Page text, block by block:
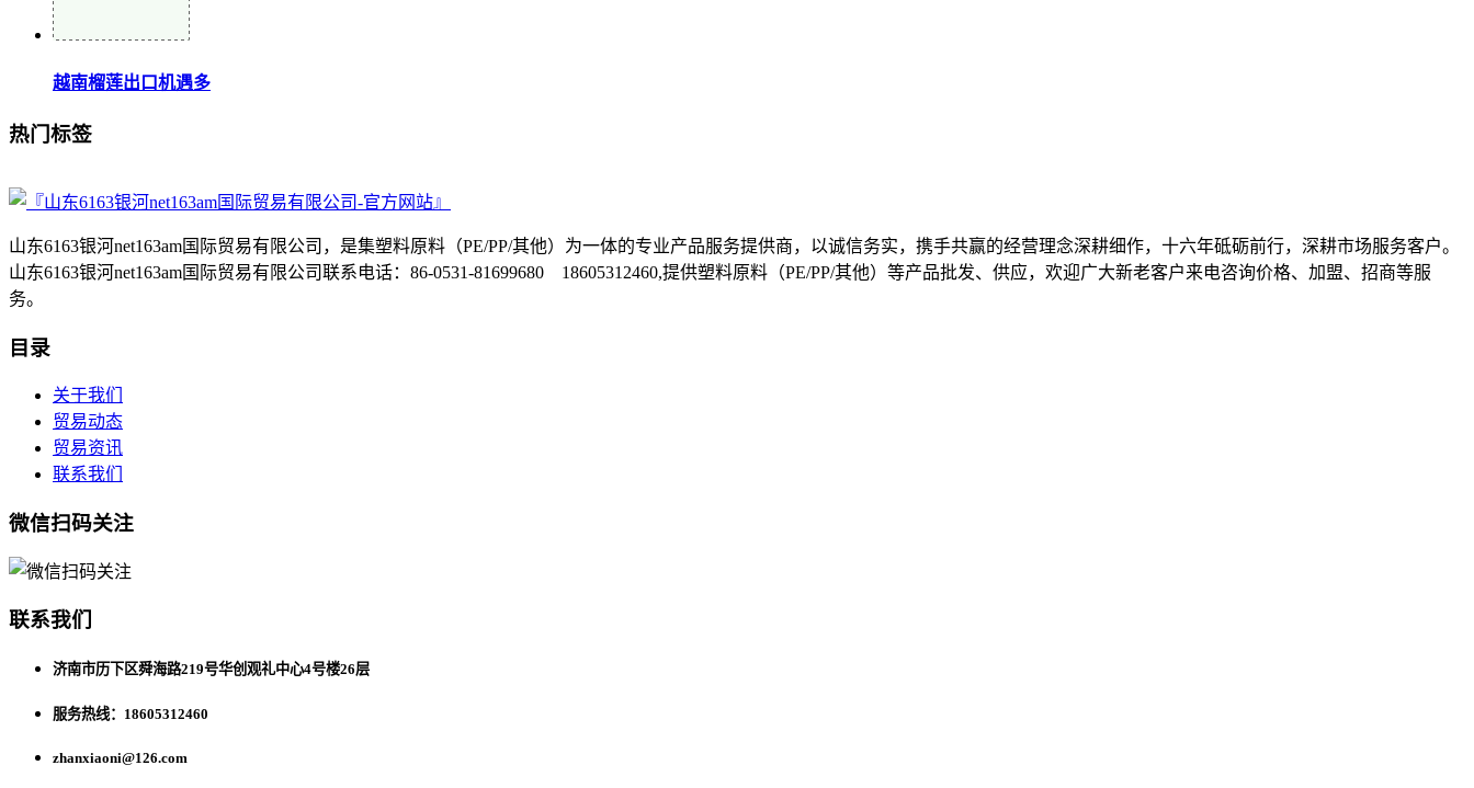
越南榴莲出口机遇多
热门标签
山东6163银河net163am国际贸易有限公司，是集塑料原料（PE/PP/其他）为一体的专业产品服务提供商，以诚信务实，携手共赢的经营理念深耕细作，十六年砥砺前行，深耕市场服务客户。
山东6163银河net163am国际贸易有限公司联系电话：86-0531-81699680 18605312460,提供塑料原料（PE/PP/其他）等产品批发、供应，欢迎广大新老客户来电咨询价格、加盟、招商等服
务。
目录
关于我们
贸易动态
贸易资讯
联系我们
微信扫码关注
联系我们
济南市历下区舜海路219号华创观礼中心4号楼26层
服务热线：18605312460
zhanxiaoni@126.com